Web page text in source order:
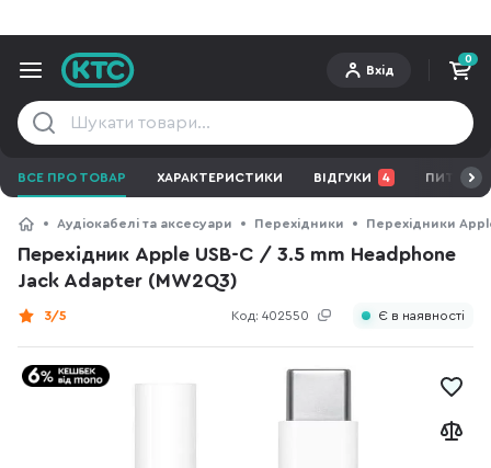
Вхід
0
ВСЕ ПРО ТОВАР ХАРАКТЕРИСТИКИ ВІДГУКИ 4 ПИТАННЯ
Аудіокабелі та аксесуари Перехідники Перехідники
Перехідник Apple USB-C / 3.5 mm Headphone
Jack Adapter (MW2Q3)
Код: 402550
3/5 Є в наявності